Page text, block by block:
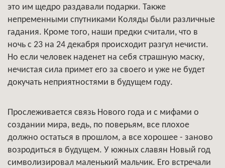
это им щедро раздавали подарки. Также
непременными спутниками Коляды были различные
гадания. Кроме того, наши предки считали, что в
ночь с 23 на 24 декабря происходит разгул нечисти.
Но если человек наденет на себя страшную маску,
нечистая сила примет его за своего и уже не будет
докучать неприятностями в будущем году.
Прослеживается связь Нового года и с мифами о
создании мира, ведь, по поверьям, все плохое
должно остаться в прошлом, а все хорошее - заново
возродиться в будущем. У южных славян Новый год
символизировал маленький мальчик. Его встречали